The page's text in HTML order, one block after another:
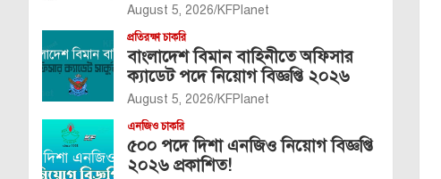
August 5, 2026 KFPlanet
প্রতিরক্ষা চাকরি
বাংলাদেশ বিমান বাহিনীতে অফিসার
ক্যাডেট পদে নিয়োগ বিজ্ঞপ্তি ২০২৬
August 5, 2026 KFPlanet
এনজিও চাকরি
৫০০ পদে দিশা এনজিও নিয়োগ বিজ্ঞপ্তি
২০২৬ প্রকাশিত!